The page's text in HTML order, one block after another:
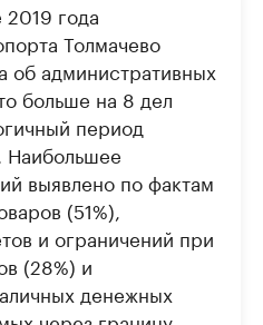
2019 года
Толмачево
об административных
больше на 8 дел
период
Наибольшее
выявлено по фактам
(51%),
и ограничений при
(28%) и
денежных